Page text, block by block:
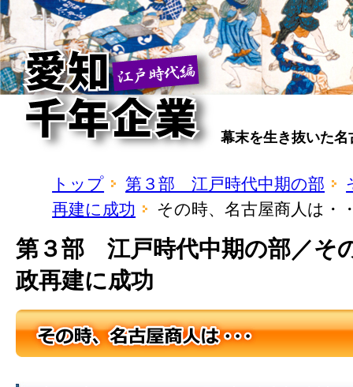
幕末を生き抜いた
トップ 第３部 江戸時代中期の部
再建に成功
その時、名古屋商人は・
第３部 江戸時代中期の部／そ
政再建に成功